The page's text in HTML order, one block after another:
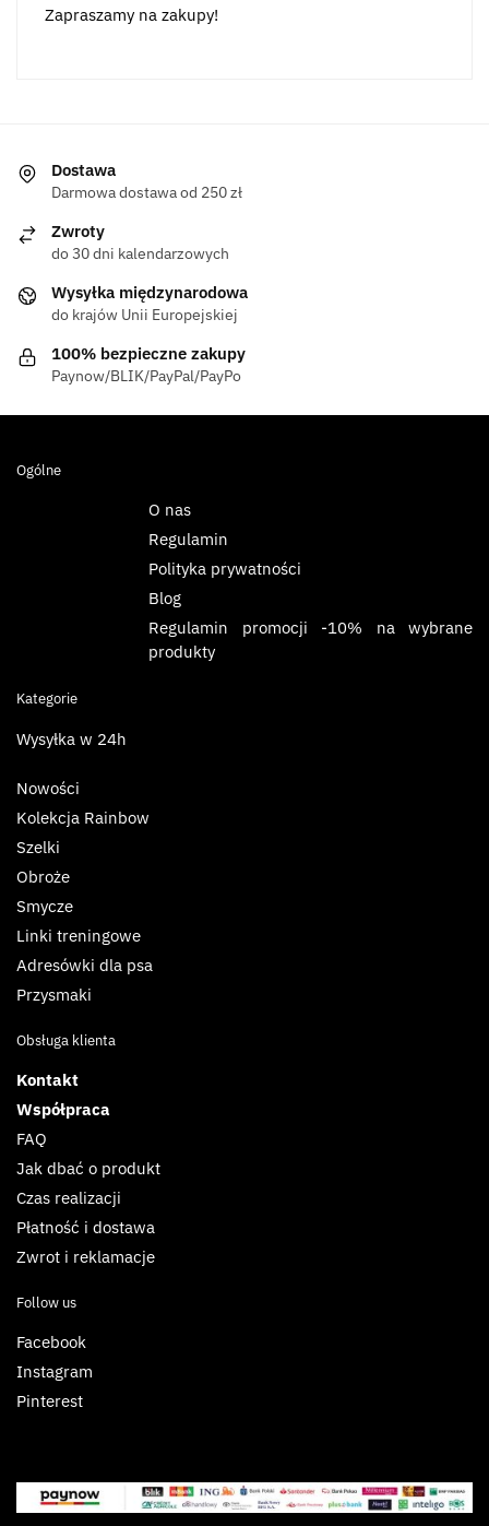
Zapraszamy na zakupy!
Dostawa
Darmowa dostawa od 250 zł
Zwroty
do 30 dni kalendarzowych
Wysyłka międzynarodowa
do krajów Unii Europejskiej
100% bezpieczne zakupy
Paynow/BLIK/PayPal/PayPo
Ogólne
O nas
Regulamin
Polityka prywatności
Blog
Regulamin promocji -10% na wybrane
produkty
Kategorie
Wysyłka w 24h
Nowości
Kolekcja Rainbow
Szelki
Obroże
Smycze
Linki treningowe
Adresówki dla psa
Przysmaki
Obsługa klienta
Kontakt
Współpraca
FAQ
Jak dbać o produkt
Czas realizacji
Płatność i dostawa
Zwrot i reklamacje
Follow us
Facebook
Instagram
Pinterest